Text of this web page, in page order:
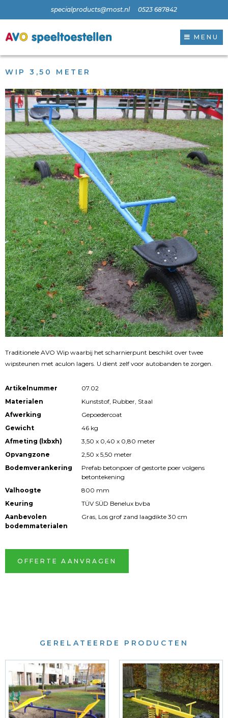
specialproducts@most.nl 0523 687842
MENU
WIP 3,50 METER
Traditionele AVO Wip waarbij het scharnierpunt beschikt over twee
wipsteunen met aculon lagers. U dient zelf voor autobanden te zorgen.
Artikelnummer
07.02
Materialen
Kunststof, Rubber, Staal
Afwerking
Gepoedercoat
Gewicht
46 kg
Afmeting (lxbxh)
3,50 x 0,40 x 0,80 meter
Opvangzone
2,50 x 5,50 meter
Bodemverankering
Prefab betonpoer of gestorte poer volgens
betontekening
Valhoogte
800 mm
Keuring
TÜV SÜD Benelux bvba
Aanbevolen
bodemmaterialen
Gras, Los grof zand laagdikte 30 cm
OFFERTE AANVRAGEN
GERELATEERDE PRODUCTEN